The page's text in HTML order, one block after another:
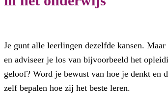
Je gunt alle leerlingen dezelfde kansen.
en adviseer je los van bijvoorbeeld het
geloof? Word je bewust van hoe je denkt en
zelf bepalen hoe zij het beste leren.